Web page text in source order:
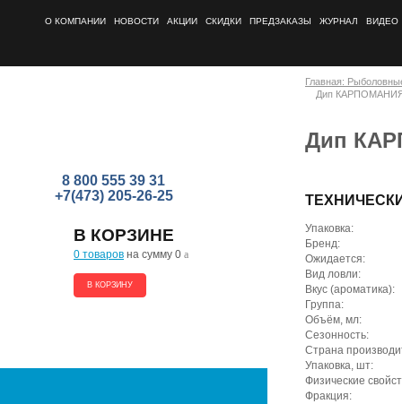
О КОМПАНИИ НОВОСТИ АКЦИИ СКИДКИ ПРЕДЗАКАЗЫ ЖУРНАЛ ВИДЕО
8 800 555 39 31
+7(473) 205-26-25
В КОРЗИНЕ
0 товаров на сумму 0 a
В КОРЗИНУ
Главная:
Дип КАРПОМАНИЯ
Дип
Упаковка:
Бренд:
Ожидается:
Вид ловли:
Вкус (ароматика):
Группа:
Объём, мл:
Сезонность:
Страна
Упаковка, шт:
Физические
Фракция: